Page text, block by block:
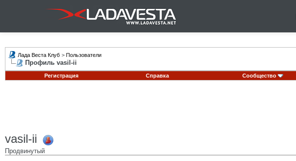
Лада Веста Клуб > Пользователи
Профиль vasil-ii
Регистрация
Справка Сообщество
vasil-ii
Продвинутый